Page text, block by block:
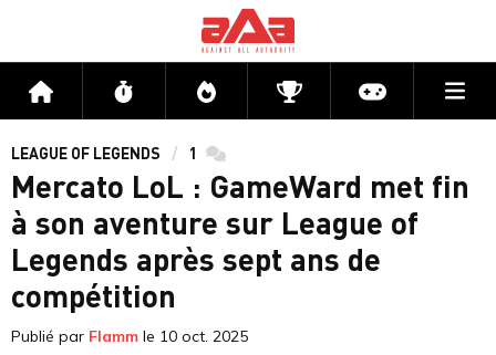
Accueil Flux Directs CompétitionsActu jeux
LEAGUE OF LEGENDS 1 commentaires
Mercato LoL : GameWard met fin
à son aventure sur League of
Legends après sept ans de
compétition
Publié par Flamm le 10 oct. 2025